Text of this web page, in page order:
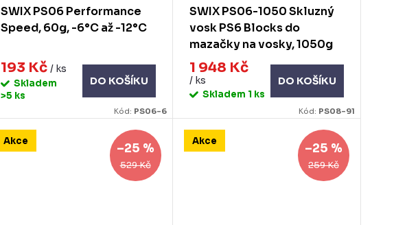
SWIX PS06 Performance
Speed, 60g, -6°C až -12°C
193 Kč/ ks
Skladem
>5 ks
DO KOŠÍKU
Kód: PS06-6
SWIX PS06-1050 Skluzný
vosk PS6 Blocks do
mazačky na vosky, 1050g
1 948 Kč
/ ks
Skladem 1 ks
DO KOŠÍKU
Kód: PS08-91
Akce
529 Kč
–25 % Akce
259 Kč
–25 %